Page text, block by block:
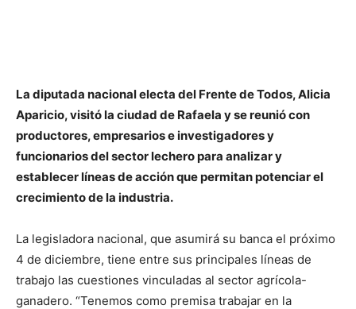
La diputada nacional electa del Frente de Todos, Alicia
Aparicio, visitó la ciudad de Rafaela y se reunió con
productores, empresarios e investigadores y
funcionarios del sector lechero para analizar y
establecer líneas de acción que permitan potenciar el
crecimiento de la industria.
La legisladora nacional, que asumirá su banca el próximo
4 de diciembre, tiene entre sus principales líneas de
trabajo las cuestiones vinculadas al sector agrícola-
ganadero. “Tenemos como premisa trabajar en la